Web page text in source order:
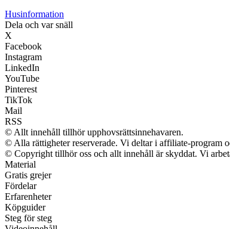
Husinformation
Dela och var snäll
X
Facebook
Instagram
LinkedIn
YouTube
Pinterest
TikTok
Mail
RSS
© Allt innehåll tillhör upphovsrättsinnehavaren.
© Alla rättigheter reserverade. Vi deltar i affiliate-program
© Copyright tillhör oss och allt innehåll är skyddat. Vi
Material
Gratis grejer
Fördelar
Erfarenheter
Köpguider
Steg för steg